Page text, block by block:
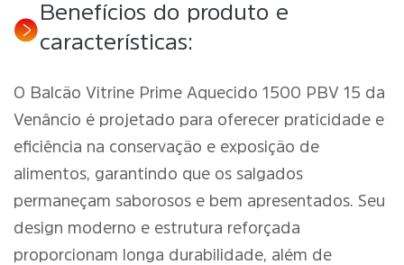
Benefícios do produto e
características:
O Balcão Vitrine Prime Aquecido 1500 PBV 15 da
Venâncio é projetado para oferecer praticidade e
eficiência na conservação e exposição de
alimentos, garantindo que os salgados
permaneçam saborosos e bem apresentados. Seu
design moderno e estrutura reforçada
proporcionam longa durabilidade, além de